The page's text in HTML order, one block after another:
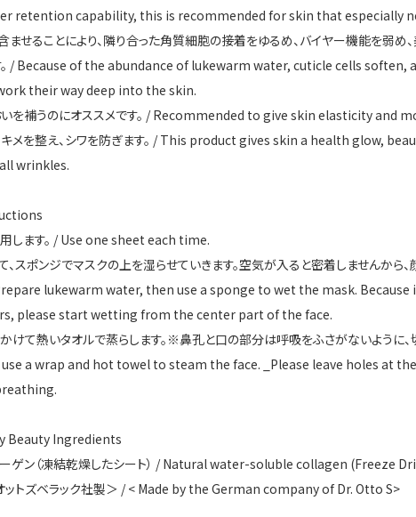
ン
retention capability, this is recommended for skin that especially
せることにより、隣り合った角質細胞の接着をゆるめ、バイヤー機能を弱め
。 / Because of the abundance of lukewarm water, cuticle cells soften,
their way deep into the skin.
いを補うのにオススメです。 / Recommended to give skin elasticity and
キメを整え、シワを防ぎます。 / This product gives skin a health glow,
wrinkles.
します。 / Use one sheet each time.
スポンジでマスクの上を湿らせていきます。空気が入ると密着しませんから
/ Prepare lukewarm water, then use a sponge to wet the mask.
please start wetting from the center part of the face.
けて熱いタオルで蒸らします。※鼻孔と口の部分は呼吸をふさがないように
use a wrap and hot towel to steam the face. _Please leave holes at
Beauty Ingredients
ゲン（凍結乾燥したシート） / Natural water-soluble collagen (Freeze
オットズベラック社製＞ / < Made by the German company of Dr. Otto S>